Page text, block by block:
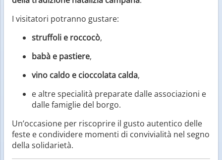
I visitatori potranno gustare:
struffoli e roccocò,
babà e pastiere,
vino caldo e cioccolata calda,
e altre specialità preparate dalle associazioni e
dalle famiglie del borgo.
Un’occasione per riscoprire il gusto autentico delle
feste e condividere momenti di convivialità nel segno
della solidarietà.